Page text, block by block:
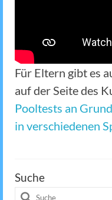
Für Eltern gibt es
auf der Seite des
Pooltests an
in verschiedenen
Suche
Suche